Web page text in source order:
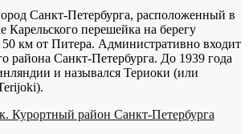
Санкт-Петербурга, расположенный в
Карельского перешейка на берегу
км от Питера. Административно входит
района Санкт-Петербурга. До 1939 года
и назывался Териоки (или